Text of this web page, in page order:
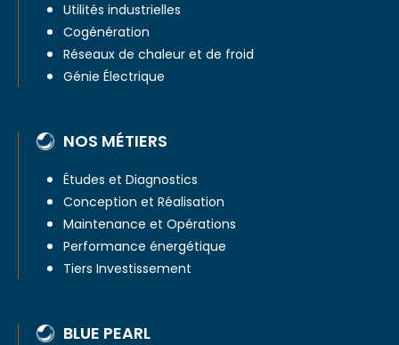
Utilités industrielles
Cogénération
Réseaux de chaleur et de froid
Génie Électrique
NOS MÉTIERS
Études et Diagnostics
Conception et Réalisation
Maintenance et Opérations
Performance énergétique
Tiers Investissement
BLUE PEARL